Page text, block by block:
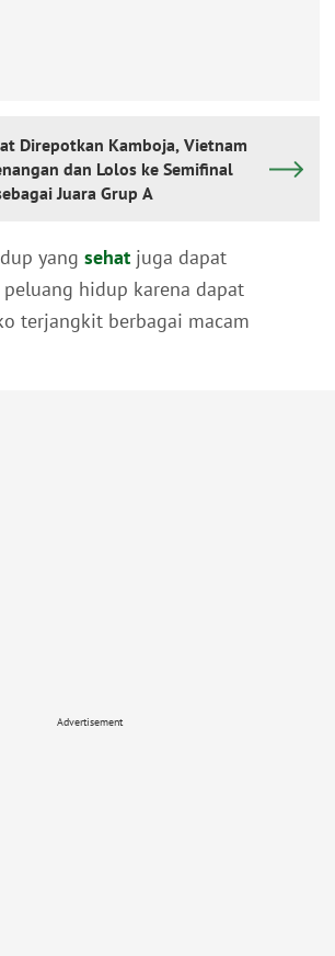
Direpotkan Kamboja, Vietnam
dan Lolos ke Semifinal
Juara Grup A
yang sehat juga dapat
hidup karena dapat
terjangkit berbagai macam
Advertisement